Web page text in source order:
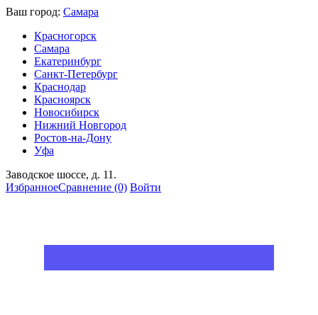
Ваш город: Самара
Красногорск
Самара
Екатеринбург
Санкт-Петербург
Краснодар
Красноярск
Новосибирск
Нижний Новгород
Ростов-на-Дону
Уфа
Заводское шоссе, д. 11.
ИзбранноеСравнение (0) Войти